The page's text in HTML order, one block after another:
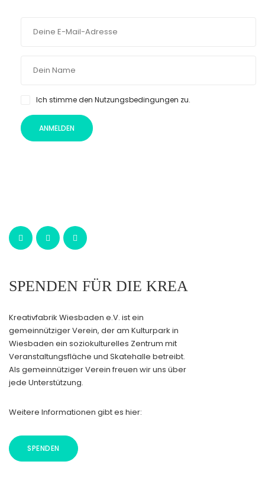
Ich stimme den Nutzungsbedingungen zu.
ANMELDEN
SPENDEN FÜR DIE KREA
Kreativfabrik Wiesbaden e.V. ist ein
gemeinnütziger Verein, der am Kulturpark in
Wiesbaden ein soziokulturelles Zentrum mit
Veranstaltungsfläche und Skatehalle betreibt.
Als gemeinnütziger Verein freuen wir uns über
jede Unterstützung.
Weitere Informationen gibt es hier:
SPENDEN